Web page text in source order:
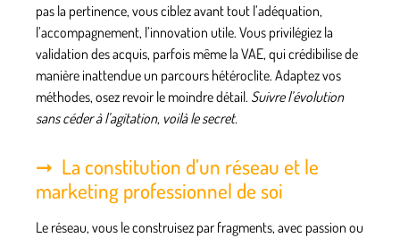
pas la pertinence, vous ciblez avant tout l’adéquation,
l’accompagnement, l’innovation utile. Vous privilégiez la
validation des acquis, parfois même la VAE, qui crédibilise de
manière inattendue un parcours hétéroclite. Adaptez vos
méthodes, osez revoir le moindre détail. Suivre l’évolution
sans céder à l’agitation, voilà le secret.
La constitution d’un réseau et le
marketing professionnel de soi
Le réseau, vous le construisez par fragments, avec passion ou